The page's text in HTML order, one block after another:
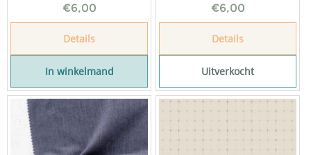
€6,00
Details
In winkelmand
€6,00
Details
Uitverkocht